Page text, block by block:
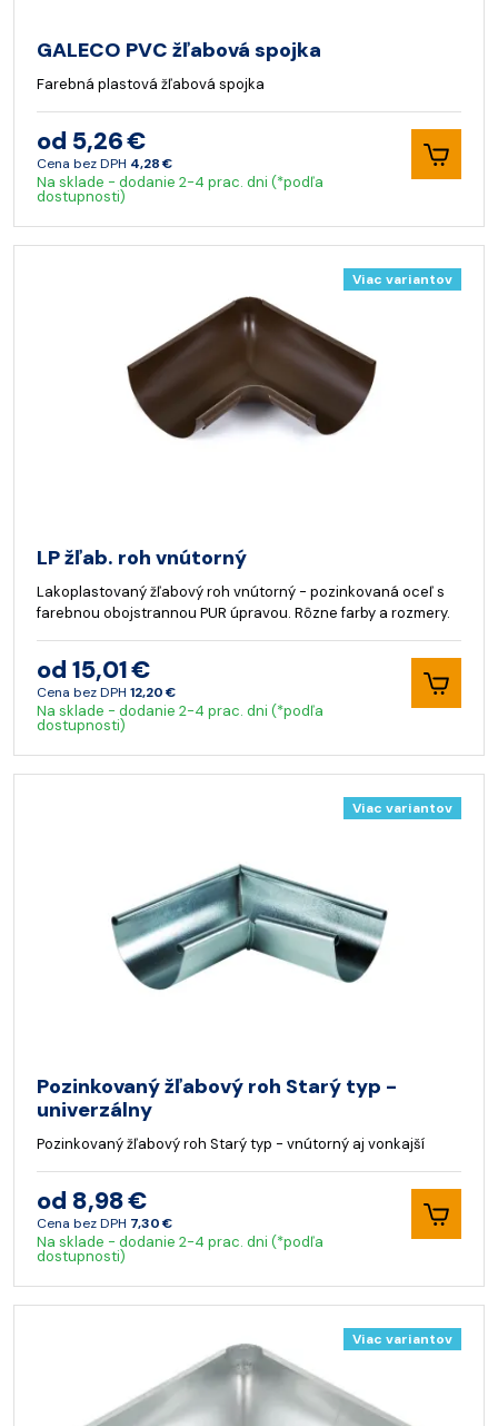
GALECO PVC žľabová spojka
Farebná plastová žľabová spojka
od 5,26 €
Cena bez DPH 4,28 €
Na sklade - dodanie 2-4 prac. dni (*podľa
dostupnosti)
Viac variantov
LP žľab. roh vnútorný
Lakoplastovaný žľabový roh vnútorný - pozinkovaná oceľ s
farebnou obojstrannou PUR úpravou. Rôzne farby a rozmery.
od 15,01 €
Cena bez DPH 12,20 €
Na sklade - dodanie 2-4 prac. dni (*podľa
dostupnosti)
Viac variantov
Pozinkovaný žľabový roh Starý typ -
univerzálny
Pozinkovaný žľabový roh Starý typ - vnútorný aj vonkajší
od 8,98 €
Cena bez DPH 7,30 €
Na sklade - dodanie 2-4 prac. dni (*podľa
dostupnosti)
Viac variantov